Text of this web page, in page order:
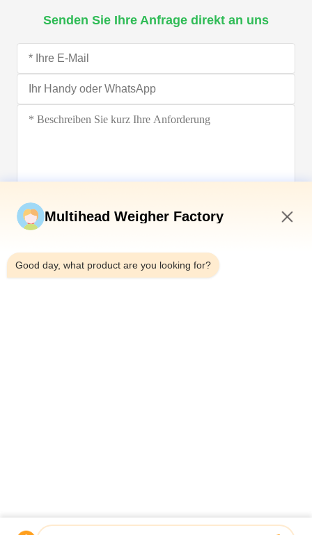
Senden Sie Ihre Anfrage direkt an uns
DatenschutzrichtlinieChina Gute Qualität Mehrkopfwaage Lieferant.
Multihead Weigher Factory
Good day, what product are you looking for?